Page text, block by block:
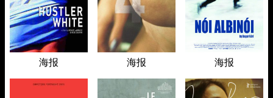
海报 海报 海报